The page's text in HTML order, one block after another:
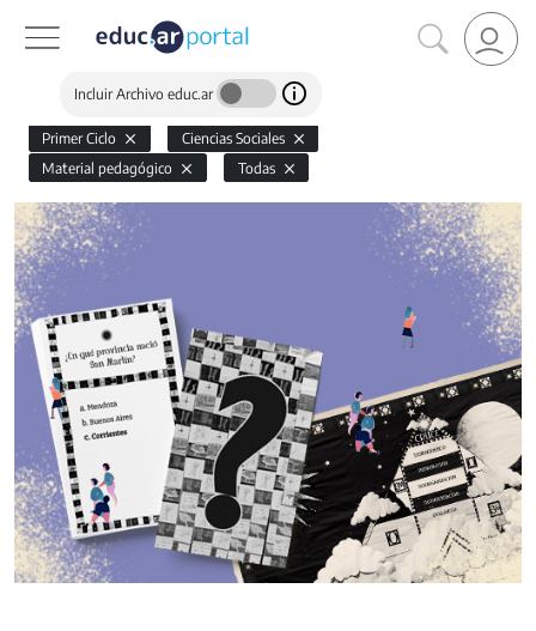
Incluir Archivo educ.ar
Primer Ciclo
Ciencias Sociales
Material pedagógico
Todas